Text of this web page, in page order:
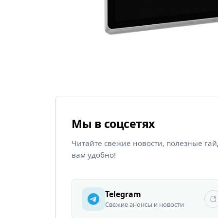
Мы в соцсетях
Читайте свежие новости, полезные
вам удобно!
Telegram
Свежие анонсы и новости